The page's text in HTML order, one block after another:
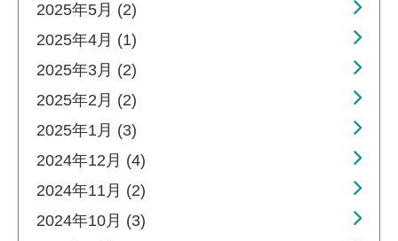
2025年5月 (2)
2025年4月 (1)
2025年3月 (2)
2025年2月 (2)
2025年1月 (3)
2024年12月 (4)
2024年11月 (2)
2024年10月 (3)